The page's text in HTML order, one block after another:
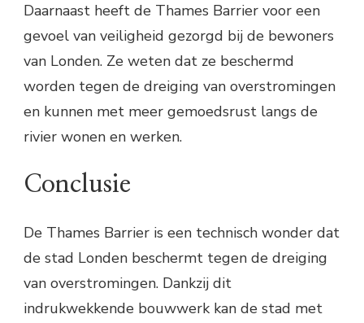
Daarnaast heeft de Thames Barrier voor een
gevoel van veiligheid gezorgd bij de bewoners
van Londen. Ze weten dat ze beschermd
worden tegen de dreiging van overstromingen
en kunnen met meer gemoedsrust langs de
rivier wonen en werken.
Conclusie
De Thames Barrier is een technisch wonder dat
de stad Londen beschermt tegen de dreiging
van overstromingen. Dankzij dit
indrukwekkende bouwwerk kan de stad met